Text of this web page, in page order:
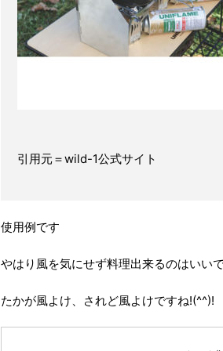
引用元＝wild-1公式サイト
使用例です
やはり風を気にせず料理出来るのはいい
たかが風よけ、されど風よけですね!(^^)!